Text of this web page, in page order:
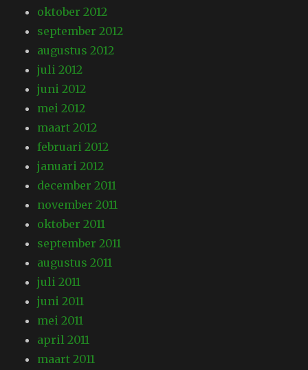
oktober 2012
september 2012
augustus 2012
juli 2012
juni 2012
mei 2012
maart 2012
februari 2012
januari 2012
december 2011
november 2011
oktober 2011
september 2011
augustus 2011
juli 2011
juni 2011
mei 2011
april 2011
maart 2011